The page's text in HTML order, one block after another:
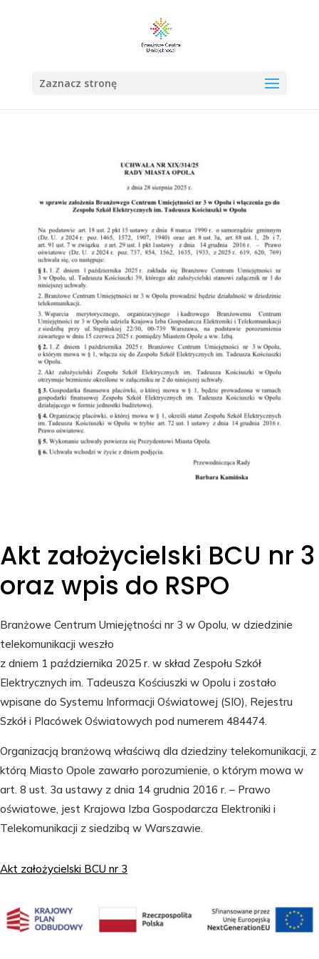
Zaznacz stronę
Akt założycielski BCU nr 3
oraz wpis do RSPO
Branżowe Centrum Umiejętności nr 3 w Opolu, w dziedzinie
telekomunikacji weszło
z dniem 1 października 2025 r. w skład Zespołu Szkół
Elektrycznych im. Tadeusza Kościuszki w Opolu i zostało
wpisane do Systemu Informacji Oświatowej (SIO), Rejestru
Szkół i Placówek Oświatowych pod numerem 484474.
Organizacją branżową właściwą dla dziedziny telekomunikacji, z
którą Miasto Opole zawarło porozumienie, o którym mowa w
art. 8 ust. 3a ustawy z dnia 14 grudnia 2016 r. – Prawo
oświatowe, jest Krajowa Izba Gospodarcza Elektroniki i
Telekomunikacji z siedzibą w Warszawie.
Akt założycielski BCU nr 3